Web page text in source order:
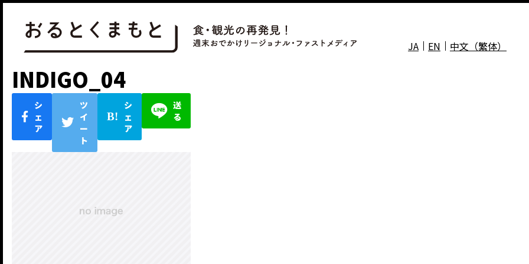
JA EN 中文（繁体）
INDIGO_04
シ
ェ
ア
ツ
イ
ー
ト
シ
ェ
ア
送
る